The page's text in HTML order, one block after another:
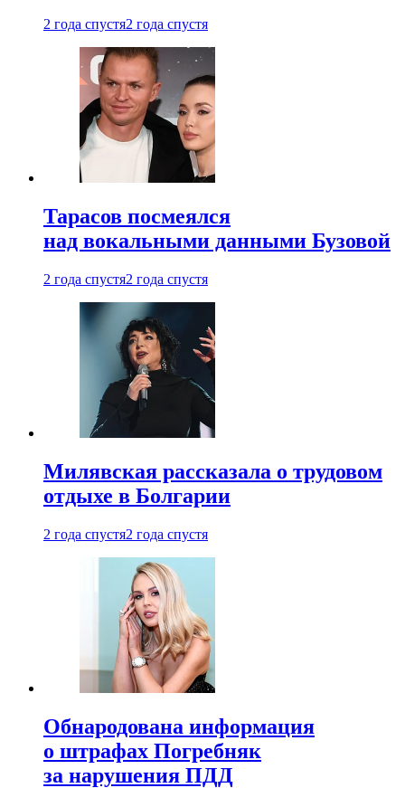
2 года спустя2 года спустя
Тарасов посмеялся
над вокальными данными Бузовой
2 года спустя2 года спустя
Милявская рассказала о трудовом
отдыхе в Болгарии
2 года спустя2 года спустя
Обнародована информация
о штрафах Погребняк
за нарушения ПДД